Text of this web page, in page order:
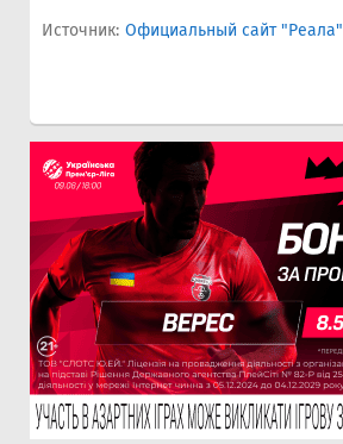
Источник: Официальный сайт "Реала"